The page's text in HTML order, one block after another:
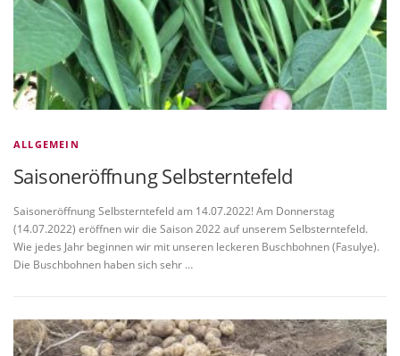
ALLGEMEIN
Saisoneröffnung Selbsterntefeld
Saisoneröffnung Selbsterntefeld am 14.07.2022! Am Donnerstag
(14.07.2022) eröffnen wir die Saison 2022 auf unserem Selbsterntefeld.
Wie jedes Jahr beginnen wir mit unseren leckeren Buschbohnen (Fasulye).
Die Buschbohnen haben sich sehr …